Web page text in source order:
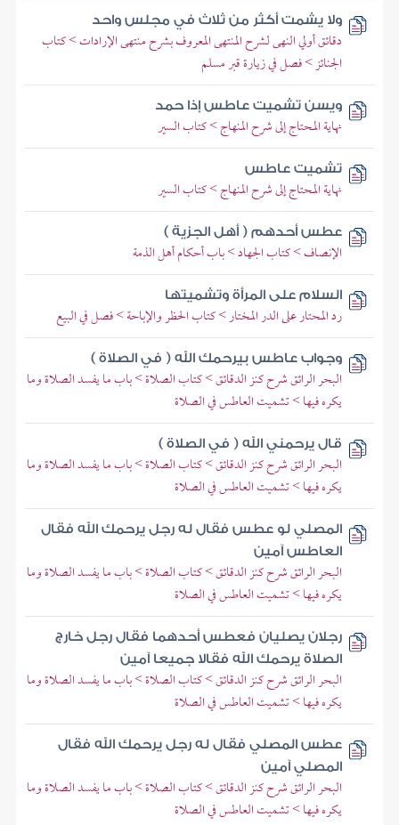
ولا يشمت أكثر من ثلاث في مجلس واحد
دقائق أولي النهى لشرح المنتهى المعروف بشرح منتهى الإرادات > كتاب
الجنائز > فصل في زيارة قبر مسلم
ويسن تشميت عاطس إذا حمد
نهاية المحتاج إلى شرح المنهاج > كتاب السير
تشميت عاطس
نهاية المحتاج إلى شرح المنهاج > كتاب السير
عطس أحدهم ( أهل الجزية )
الإنصاف > كتاب الجهاد > باب أحكام أهل الذمة
السلام على المرأة وتشميتها
رد المحتار على الدر المختار > كتاب الحظر والإباحة > فصل في البيع
وجواب عاطس بيرحمك الله ( في الصلاة )
البحر الرائق شرح كنز الدقائق > كتاب الصلاة > باب ما يفسد الصلاة وما
يكره فيها > تشميت العاطس في الصلاة
قال يرحمني الله ( في الصلاة )
البحر الرائق شرح كنز الدقائق > كتاب الصلاة > باب ما يفسد الصلاة وما
يكره فيها > تشميت العاطس في الصلاة
المصلي لو عطس فقال له رجل يرحمك الله فقال
العاطس آمين
البحر الرائق شرح كنز الدقائق > كتاب الصلاة > باب ما يفسد الصلاة وما
يكره فيها > تشميت العاطس في الصلاة
رجلان يصليان فعطس أحدهما فقال رجل خارج
الصلاة يرحمك الله فقالا جميعا آمين
البحر الرائق شرح كنز الدقائق > كتاب الصلاة > باب ما يفسد الصلاة وما
يكره فيها > تشميت العاطس في الصلاة
عطس المصلي فقال له رجل يرحمك الله فقال
المصلي آمين
البحر الرائق شرح كنز الدقائق > كتاب الصلاة > باب ما يفسد الصلاة وما
يكره فيها > تشميت العاطس في الصلاة